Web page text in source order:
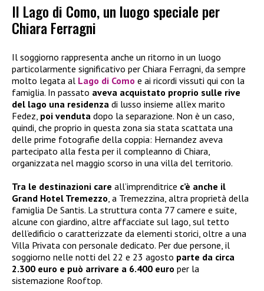
Il Lago di Como, un luogo speciale per
Chiara Ferragni
Il soggiorno rappresenta anche un ritorno in un luogo
particolarmente significativo per Chiara Ferragni, da sempre
molto legata al Lago di Como e ai ricordi vissuti qui con la
famiglia. In passato aveva acquistato proprio sulle rive
del lago una residenza di lusso insieme all’ex marito
Fedez, poi venduta dopo la separazione. Non è un caso,
quindi, che proprio in questa zona sia stata scattata una
delle prime fotografie della coppia: Hernandez aveva
partecipato alla festa per il compleanno di Chiara,
organizzata nel maggio scorso in una villa del territorio.
Tra le destinazioni care all’imprenditrice c’è anche il
Grand Hotel Tremezzo, a Tremezzina, altra proprietà della
famiglia De Santis. La struttura conta 77 camere e suite,
alcune con giardino, altre affacciate sul lago, sul tetto
dell’edificio o caratterizzate da elementi storici, oltre a una
Villa Privata con personale dedicato. Per due persone, il
soggiorno nelle notti del 22 e 23 agosto parte da circa
2.300 euro e può arrivare a 6.400 euro per la
sistemazione Rooftop.